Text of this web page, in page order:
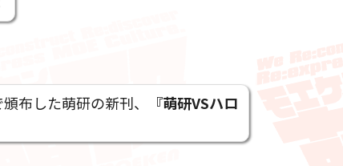
頒布した萌研の新刊、
『萌研VSハロ